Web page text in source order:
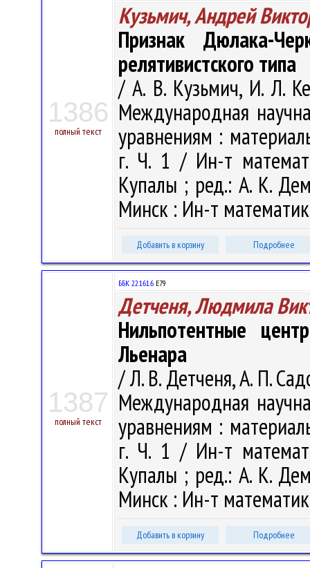
1386
полный текст
Кузьмич, Андрей
Признак Дюлака-
релятивистского типа
/ А. В. Кузьмич, И. Л.
Международная
уравнениям :
г. Ч. 1 / Ин-т
Купалы ; ред.: А. К.
Минск : Ин-т
Добавить в корзину Подробнее
1387
полный текст
ББК 22.161.6 Е79
Детченя, Людмила
Нильпотентные
Льенара
/ Л. В. Детченя, А. П.
Международная
уравнениям :
г. Ч. 1 / Ин-т
Купалы ; ред.: А. К.
Минск : Ин-т
Добавить в корзину Подробнее